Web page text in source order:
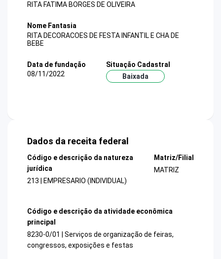
RITA FATIMA BORGES DE OLIVEIRA
Nome Fantasia
RITA DECORACOES DE FESTA INFANTIL E CHA DE
BEBE
Data de fundação
08/11/2022
Situação Cadastral
Baixada
Dados da receita federal
Código e descrição da natureza
jurídica
213 | EMPRESARIO (INDIVIDUAL)
Matriz/Filial
MATRIZ
Código e descrição da atividade econômica
principal
8230-0/01 | Serviços de organização de feiras,
congressos, exposições e festas